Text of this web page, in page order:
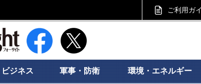
ご利用ガ
新潮社 Foresight フォーサイト
ジネス 軍事・防衛 環境・エネルギー